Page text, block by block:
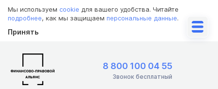
Мы используем cookie для вашего удобства. Читайте
подробнее, как мы защищаем персональные данные.
Принять
8 800 100 04 55
Звонок бесплатный